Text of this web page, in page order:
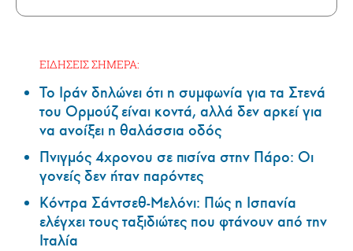
ΕΙΔΗΣΕΙΣ ΣΗΜΕΡΑ:
Το Ιράν δηλώνει ότι η συμφωνία για τα Στενά
του Ορμούζ είναι κοντά, αλλά δεν αρκεί για
να ανοίξει η θαλάσσια οδός
Πνιγμός 4χρονου σε πισίνα στην Πάρο: Οι
γονείς δεν ήταν παρόντες
Κόντρα Σάντσεθ-Μελόνι: Πώς η Ισπανία
ελέγχει τους ταξιδιώτες που φτάνουν από την
Ιταλία